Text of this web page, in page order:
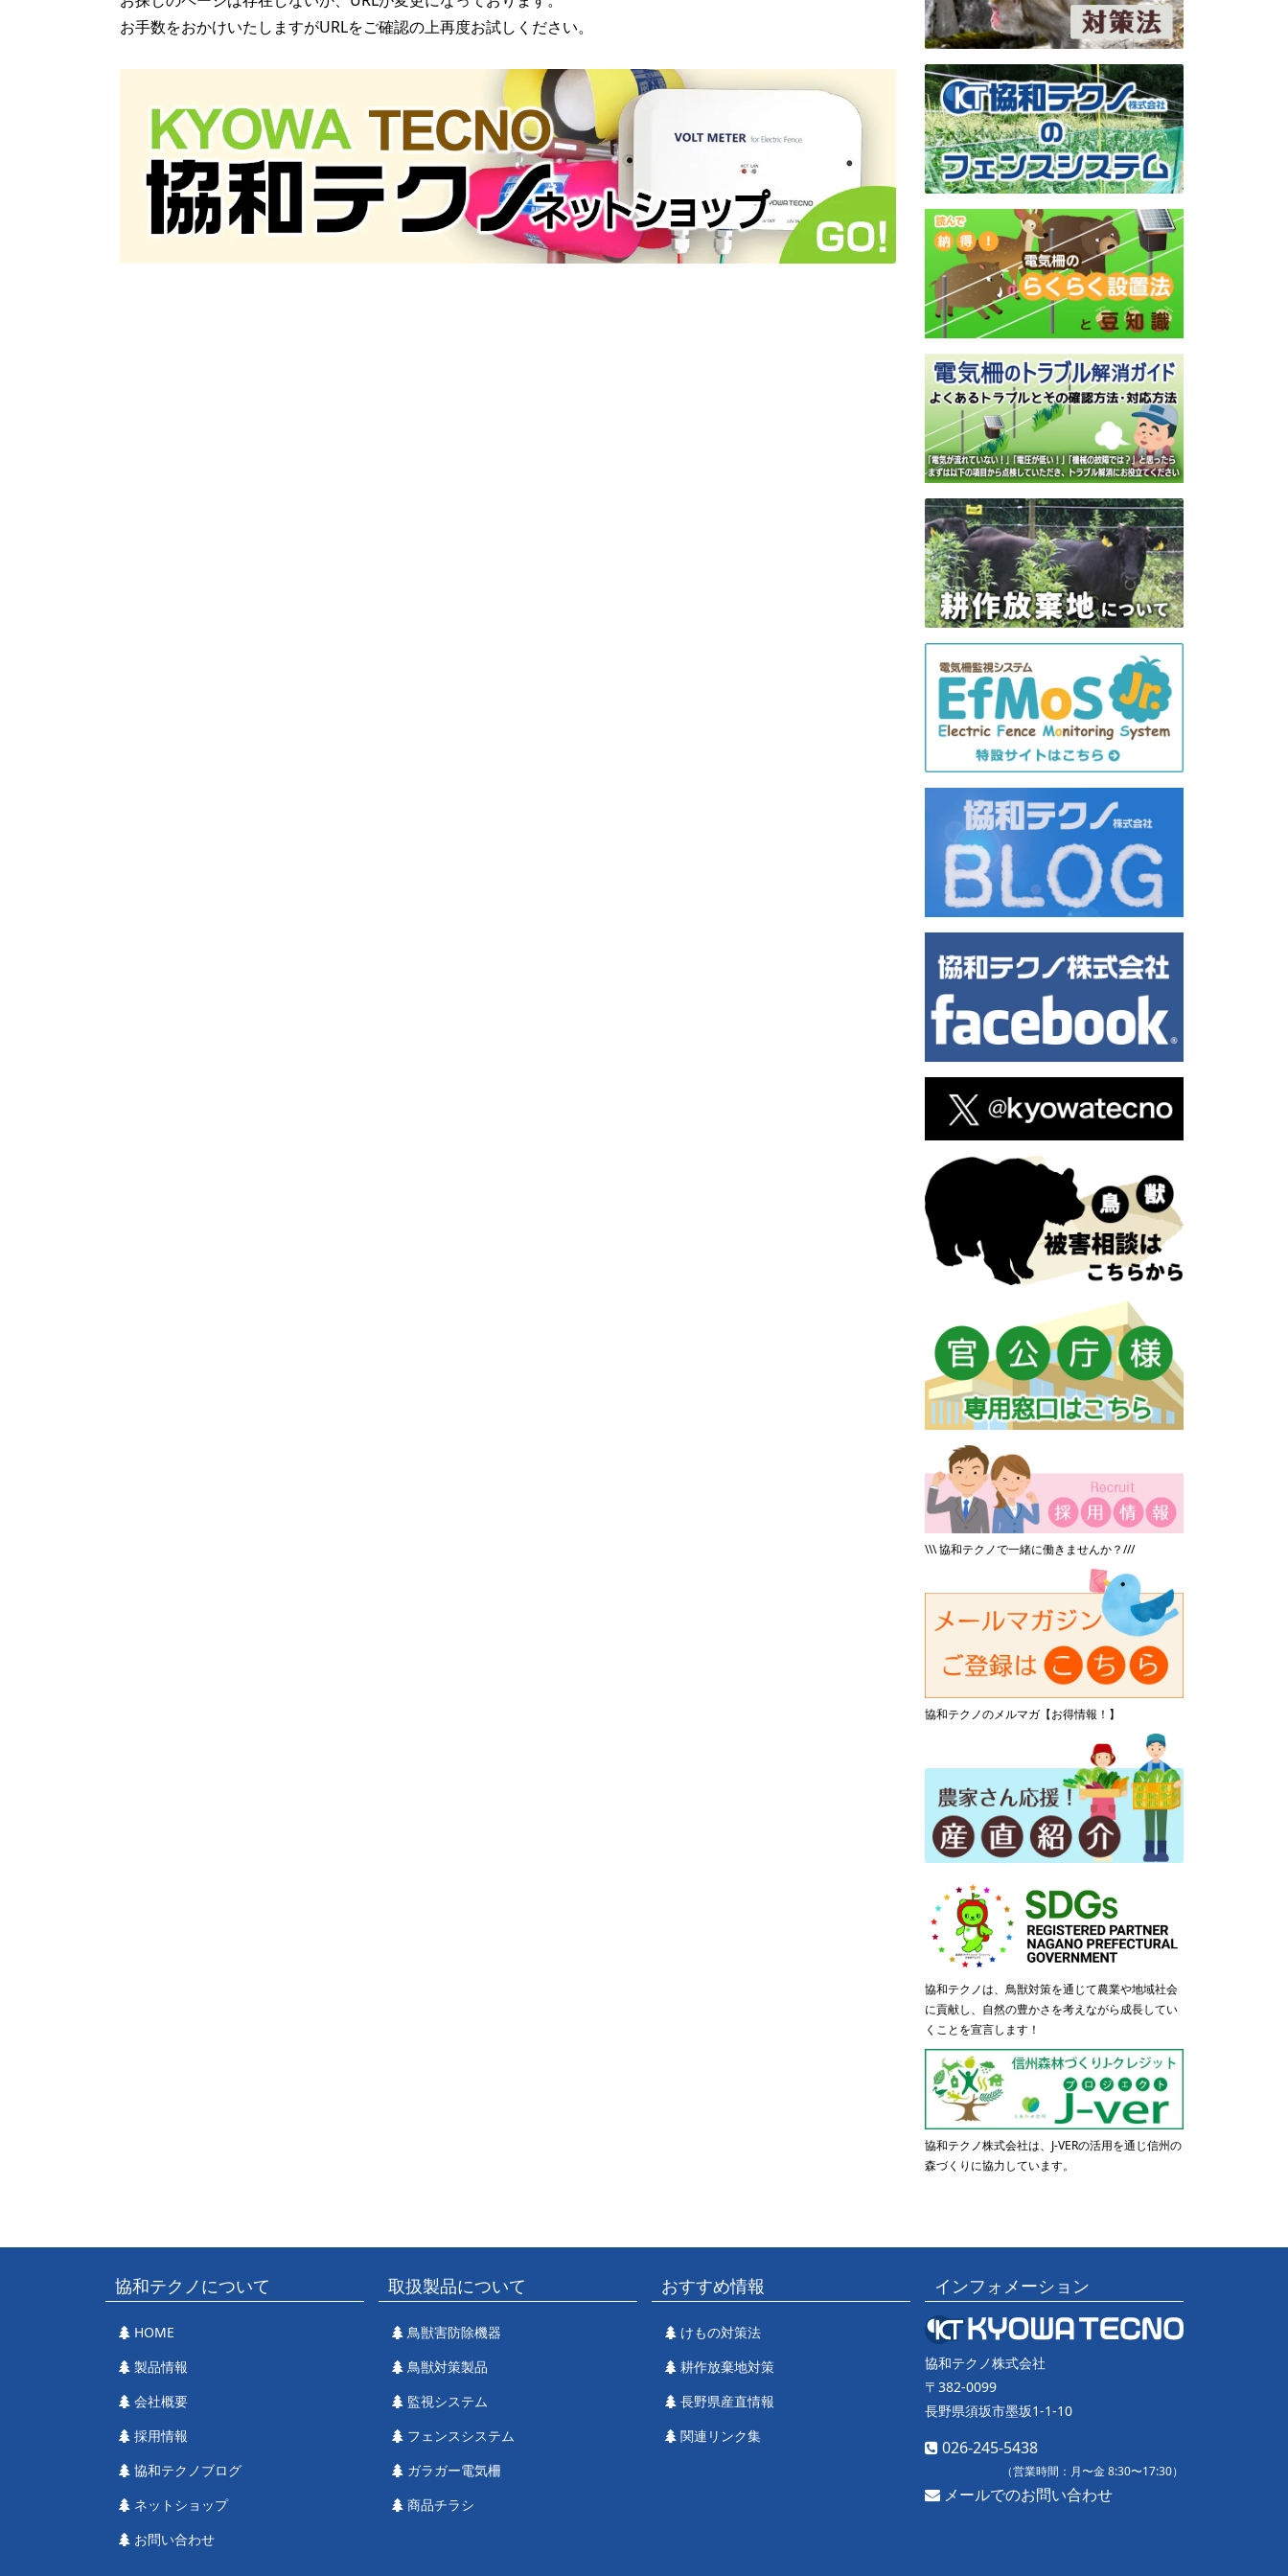
お手数をおかけいたしますがURLをご確認の上再度お試しください。
\\\ 協和テクノで一緒に働きませんか？///
協和テクノのメルマガ【お得情報！】
協和テクノは、鳥獣対策を通じて農業や地域社会
に貢献し、自然の豊かさを考えながら成長してい
くことを宣言します！
協和テクノ株式会社は、J-VERの活用を通じ信州の
森づくりに協力しています。
協和テクノについて
HOME
製品情報
会社概要
採用情報
協和テクノブログ
ネットショップ
お問い合わせ
取扱製品について
鳥獣害防除機器
鳥獣対策製品
監視システム
フェンスシステム
ガラガー電気柵
商品チラシ
おすすめ情報
けもの対策法
耕作放棄地対策
長野県産直情報
関連リンク集
インフォメーション
協和テクノ株式会社
〒382-0099
長野県須坂市墨坂1-1-10
026-245-5438
（営業時間：月〜金 8:30〜17:30）
メールでのお問い合わせ